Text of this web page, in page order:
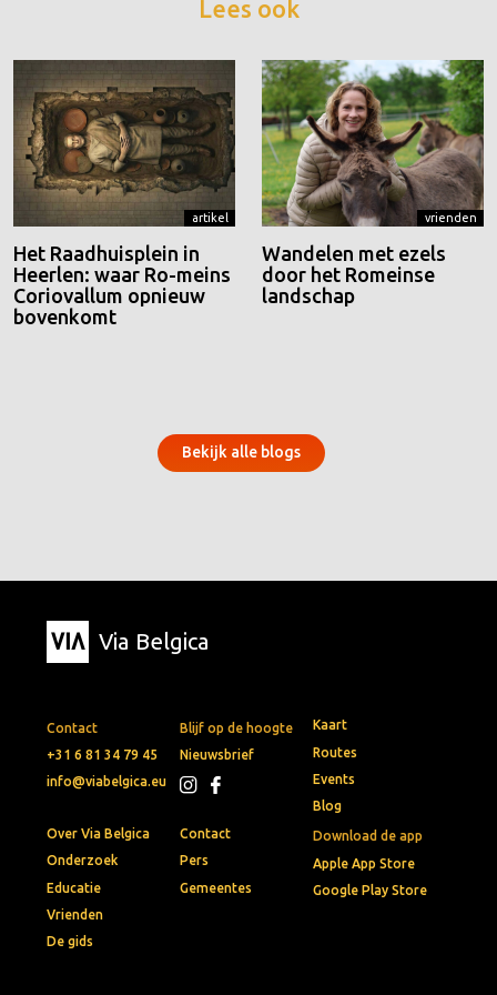
Lees ook
artikel
Het Raadhuisplein in
Heerlen: waar Ro-meins
Coriovallum opnieuw
bovenkomt
vrienden
Wandelen met ezels
door het Romeinse
landschap
Bekijk alle blogs
Via Belgica
Contact
+31 6 81 34 79 45
info@viabelgica.eu
Blijf op de hoogte
Nieuwsbrief
Download de app
Apple App Store
Google Play Store
Kaart
Routes
Events
Blog
Over Via Belgica
Onderzoek
Educatie
Vrienden
De gids
Contact
Pers
Gemeentes